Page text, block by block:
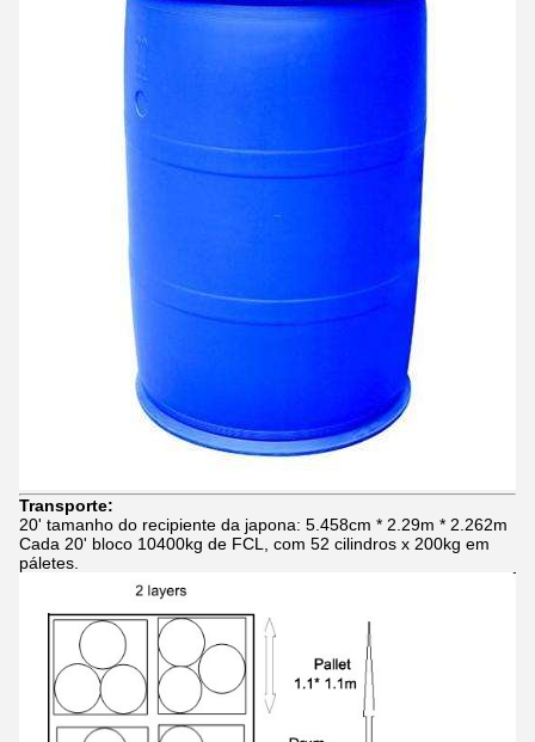
Transporte:
20' tamanho do recipiente da japona: 5.458cm * 2.29m * 2.262m
Cada 20' bloco 10400kg de FCL, com 52 cilindros x 200kg em
páletes.